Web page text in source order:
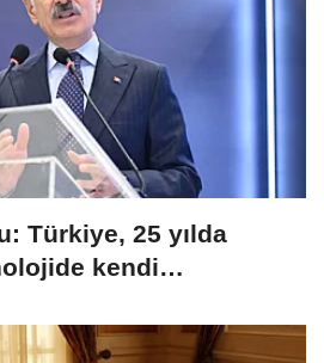
Türkiye, 25 yılda
kendi